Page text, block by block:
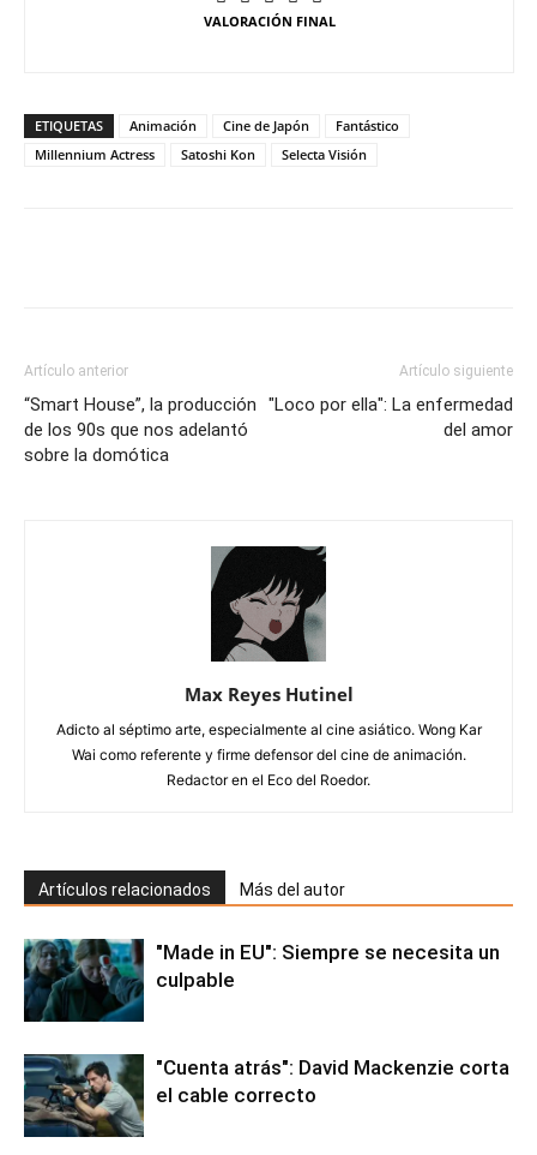
VALORACIÓN FINAL
ETIQUETAS Animación Cine de Japón
Fantástico
Millennium Actress
Satoshi Kon Selecta Visión
Artículo anterior
“Smart House”, la producción
de los 90s que nos adelantó
sobre la domótica
Artículo siguiente
"Loco por ella": La enfermedad
del amor
Max Reyes Hutinel
Adicto al séptimo arte, especialmente al cine asiático. Wong Kar
Wai como referente y firme defensor del cine de animación.
Redactor en el Eco del Roedor.
Artículos relacionados Más del autor
"Made in EU": Siempre se necesita un
culpable
"Cuenta atrás": David Mackenzie corta
el cable correcto